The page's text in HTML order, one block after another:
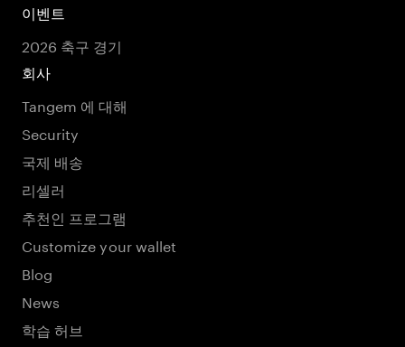
이벤트
2026 축구 경기
회사
Tangem 에 대해
Security
국제 배송
리셀러
추천인 프로그램
Customize your wallet
Blog
News
학습 허브